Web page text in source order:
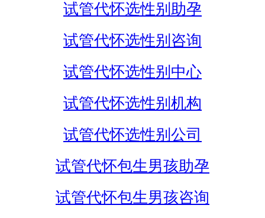
试管代怀选性别助孕
试管代怀选性别咨询
试管代怀选性别中心
试管代怀选性别机构
试管代怀选性别公司
试管代怀包生男孩助孕
试管代怀包生男孩咨询